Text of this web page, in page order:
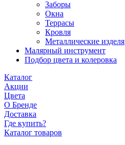
Заборы
Окна
Террасы
Кровля
Металлические изделя
Малярный инструмент
Подбор цвета и колеровка
Каталог
Акции
Цвета
О Бренде
Доставка
Где купить?
Каталог товаров